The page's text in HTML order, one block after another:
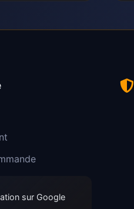
sur Google